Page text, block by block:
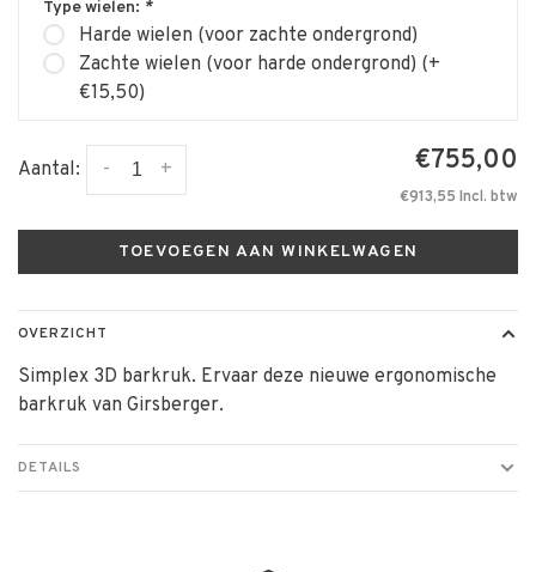
Type wielen: *
Harde wielen (voor zachte ondergrond)
Zachte wielen (voor harde ondergrond) (+
€15,50)
Aantal: +
- €755,00
€913,55 Incl. btw
TOEVOEGEN AAN WINKELWAGEN
OVERZICHT
Simplex 3D barkruk. Ervaar deze nieuwe ergonomische
barkruk van Girsberger.
DETAILS